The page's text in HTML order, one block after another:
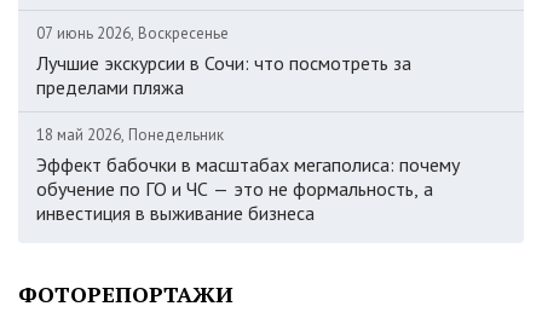
07 июнь 2026, Воскресенье
Лучшие экскурсии в Сочи: что посмотреть за
пределами пляжа
18 май 2026, Понедельник
Эффект бабочки в масштабах мегаполиса: почему
обучение по ГО и ЧС — это не формальность, а
инвестиция в выживание бизнеса
ФОТОРЕПОРТАЖИ